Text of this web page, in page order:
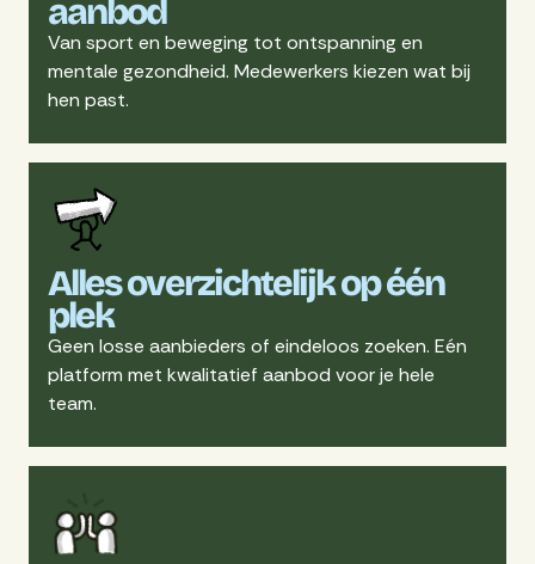
aanbod
Van sport en beweging tot ontspanning en
mentale gezondheid. Medewerkers kiezen wat bij
hen past.
Alles overzichtelijk op één
plek
Geen losse aanbieders of eindeloos zoeken. Eén
platform met kwalitatief aanbod voor je hele
team.